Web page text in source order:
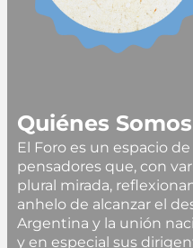
Quiénes Somos
El Foro es un espacio
pensadores que, con
plural mirada,
anhelo de alcanzar el
Argentina y la unión
y en especial sus